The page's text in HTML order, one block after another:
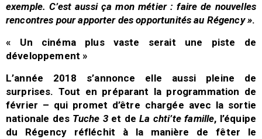
exemple. C’est aussi ça mon métier : faire de nouvelles
rencontres pour apporter des opportunités au Régency ».
« Un cinéma plus vaste serait une piste de
développement »
L’année 2018 s’annonce elle aussi pleine de
surprises. Tout en préparant la programmation de
février – qui promet d’être chargée avec la sortie
nationale des Tuche 3et deLa chti’te famille, l’équipe
du Régency réfléchit à la manière de fêter le